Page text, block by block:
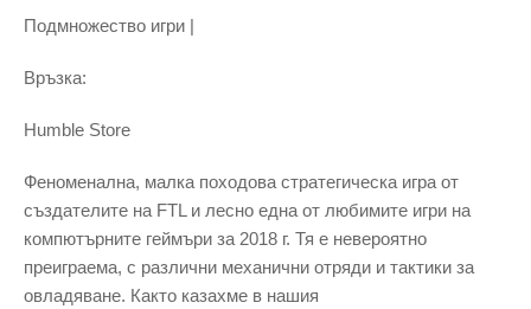
Подмножество игри |
Връзка:
Humble Store
Феноменална, малка походова стратегическа игра от
създателите на FTL и лесно една от любимите игри на
компютърните геймъри за 2018 г. Тя е невероятно
преиграема, с различни механични отряди и тактики за
овладяване. Както казахме в нашия